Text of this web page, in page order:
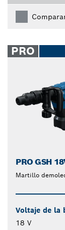
PRO
PRO GSH
Martillo
Voltaje de la
18 V